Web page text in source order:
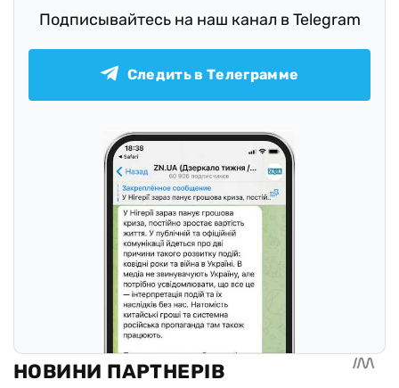
Подписывайтесь на наш канал в Telegram
Следить в Телеграмме